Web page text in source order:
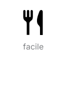
facile